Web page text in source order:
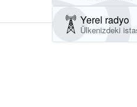
Yerel radyo
Ülkenizdeki